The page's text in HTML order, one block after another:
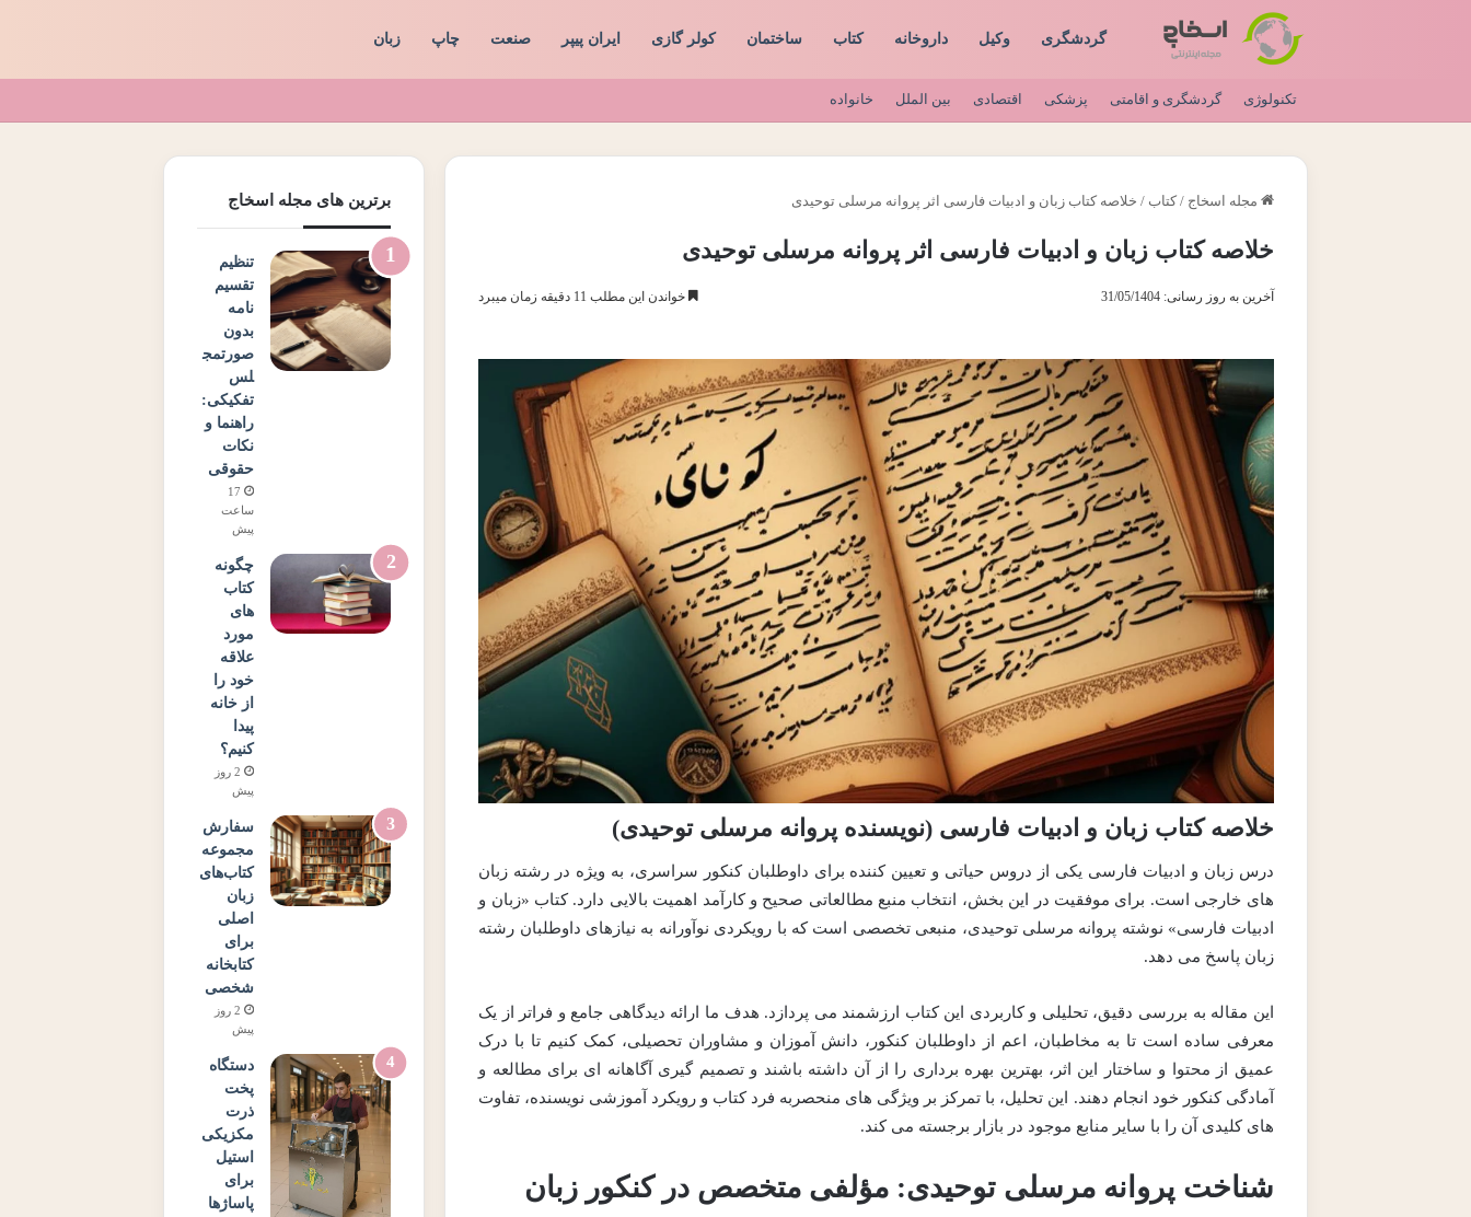
گردشگری وکیل داروخانه کتاب ساختمان کولر گازی ایران پیپر صنعت چاپ زبان
تکنولوژی گردشگری و اقامتی پزشکی اقتصادی بین الملل خانواده
مجله اسخاج / کتاب / خلاصه کتاب زبان و ادبیات فارسی اثر پروانه مرسلی توحیدی
خلاصه کتاب زبان و ادبیات فارسی اثر پروانه مرسلی توحیدی
آخرین به روز رسانی: 31/05/1404 خواندن این مطلب 11 دقیقه زمان میبرد
خلاصه کتاب زبان و ادبیات فارسی (نویسنده پروانه مرسلی توحیدی)
درس زبان و ادبیات فارسی یکی از دروس حیاتی و تعیین کننده برای داوطلبان کنکور سراسری، به ویژه در رشته زبان
های خارجی است. برای موفقیت در این بخش، انتخاب منبع مطالعاتی صحیح و کارآمد اهمیت بالایی دارد. کتاب «زبان و
ادبیات فارسی» نوشته پروانه مرسلی توحیدی، منبعی تخصصی است که با رویکردی نوآورانه به نیازهای داوطلبان رشته
زبان پاسخ می دهد.
این مقاله به بررسی دقیق، تحلیلی و کاربردی این کتاب ارزشمند می پردازد. هدف ما ارائه دیدگاهی جامع و فراتر از یک
معرفی ساده است تا به مخاطبان، اعم از داوطلبان کنکور، دانش آموزان و مشاوران تحصیلی، کمک کنیم تا با درک
عمیق از محتوا و ساختار این اثر، بهترین بهره برداری را از آن داشته باشند و تصمیم گیری آگاهانه ای برای مطالعه و
آمادگی کنکور خود انجام دهند. این تحلیل، با تمرکز بر ویژگی های منحصربه فرد کتاب و رویکرد آموزشی نویسنده، تفاوت
های کلیدی آن را با سایر منابع موجود در بازار برجسته می کند.
شناخت پروانه مرسلی توحیدی: مؤلفی متخصص در کنکور زبان
برترین های مجله اسخاج
تنظیم
تقسیم
نامه
بدون
صورتمج
لس
تفکیکی:
راهنما و
نکات
حقوقی
17
ساعت
پیش
چگونه
کتاب
های
مورد
علاقه
خود را
از خانه
پیدا
کنیم؟
2 روز
پیش
سفارش
مجموعه
کتاب‌های
زبان
اصلی
برای
کتابخانه
شخصی
2 روز
پیش
دستگاه
پخت
ذرت
مکزیکی
استیل
برای
پاساژها